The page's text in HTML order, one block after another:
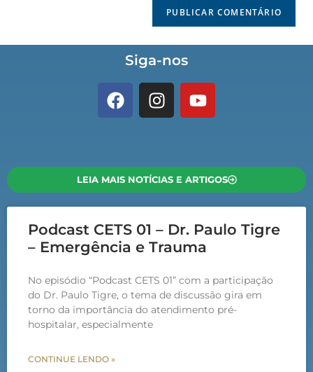
Siga-nos
LEIA MAIS NOTÍCIAS E ARTIGOS
Podcast CETS 01 – Dr. Paulo Tigre
– Emergência e Trauma
No episódio “Podcast CETS 01” com a participação
do Dr. Paulo Tigre, o tema de discussão gira em
torno da importância do atendimento pré-
hospitalar, especialmente
CONTINUE LENDO »